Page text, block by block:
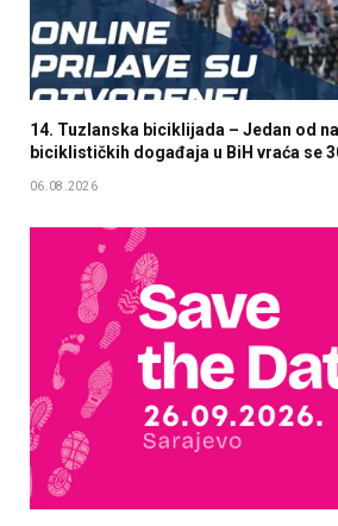
14. Tuzlanska biciklijada – Jedan od
biciklističkih događaja u BiH vraća se
06.08.2026